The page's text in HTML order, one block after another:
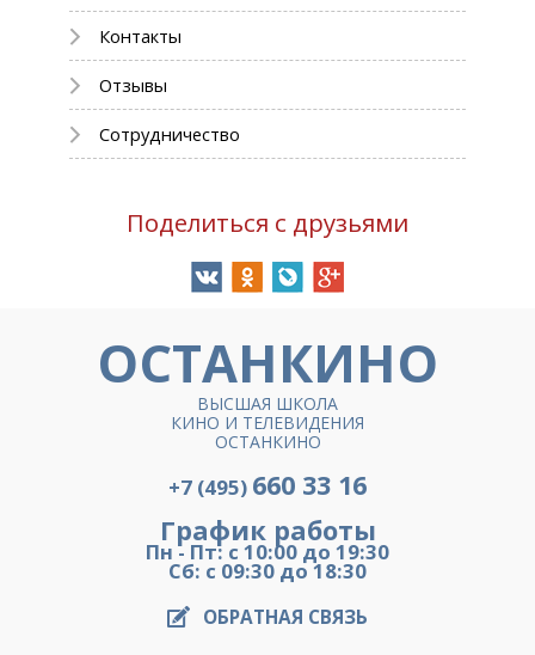
Контакты
Отзывы
Сотрудничество
Поделиться с друзьями
ОСТАНКИНО
ВЫСШАЯ ШКОЛА
КИНО И ТЕЛЕВИДЕНИЯ
ОСТАНКИНО
+7 (495) 660 33 16
График работы
Пн - Пт: с 10:00 до 19:30
Сб: с 09:30 до 18:30
ОБРАТНАЯ СВЯЗЬ